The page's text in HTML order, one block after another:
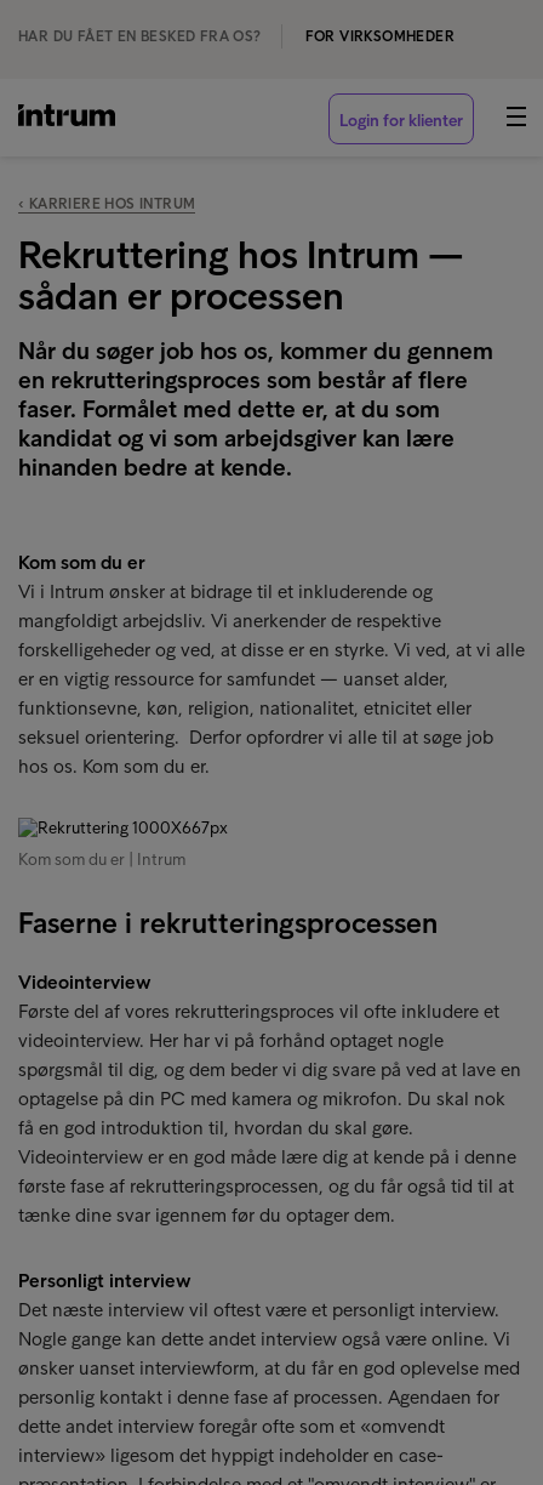
HAR DU FÅET EN BESKED FRA OS? FOR VIRKSOMHEDER
Login for klienter
‹ KARRIERE HOS INTRUM
Rekruttering hos Intrum —
sådan er processen
Når du søger job hos os, kommer du gennem
en rekrutteringsproces som består af flere
faser. Formålet med dette er, at du som
kandidat og vi som arbejdsgiver kan lære
hinanden bedre at kende.
Kom som du er
Vi i Intrum ønsker at bidrage til et inkluderende og
mangfoldigt arbejdsliv. Vi anerkender de respektive
forskelligeheder og ved, at disse er en styrke. Vi ved, at vi alle
er en vigtig ressource for samfundet — uanset alder,
funktionsevne, køn, religion, nationalitet, etnicitet eller
seksuel orientering. Derfor opfordrer vi alle til at søge job
hos os. Kom som du er.
Kom som du er | Intrum
Faserne i rekrutteringsprocessen
Videointerview
Første del af vores rekrutteringsproces vil ofte inkludere et
videointerview. Her har vi på forhånd optaget nogle
spørgsmål til dig, og dem beder vi dig svare på ved at lave en
optagelse på din PC med kamera og mikrofon. Du skal nok
få en god introduktion til, hvordan du skal gøre.
Videointerview er en god måde lære dig at kende på i denne
første fase af rekrutteringsprocessen, og du får også tid til at
tænke dine svar igennem før du optager dem.
Personligt interview
Det næste interview vil oftest være et personligt interview.
Nogle gange kan dette andet interview også være online. Vi
ønsker uanset interviewform, at du får en god oplevelse med
personlig kontakt i denne fase af processen. Agendaen for
dette andet interview foregår ofte som et «omvendt
interview» ligesom det hyppigt indeholder en case-